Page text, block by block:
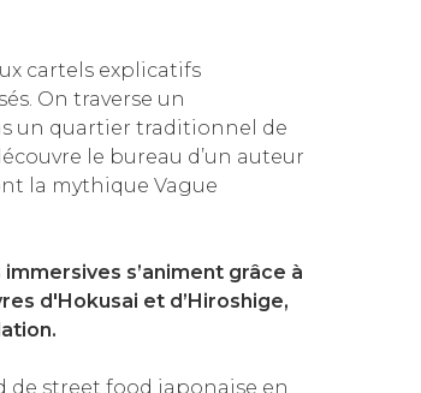
cartels explicatifs
On traverse un
un quartier traditionnel de
le bureau d’un auteur
la mythique Vague
s’animent grâce à
d'Hokusai et d’Hiroshige,
de street food japonaise en